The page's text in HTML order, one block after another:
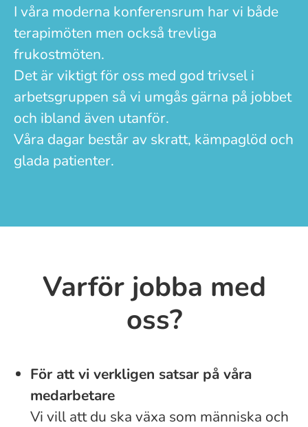
I våra moderna konferensrum har vi både
terapimöten men också trevliga
frukostmöten.
Det är viktigt för oss med god trivsel i
arbetsgruppen så vi umgås gärna på jobbet
och ibland även utanför.
Våra dagar består av skratt, kämpaglöd och
glada patienter.
Varför jobba med
oss?
För att vi verkligen satsar på våra
medarbetare
Vi vill att du ska växa som människa och